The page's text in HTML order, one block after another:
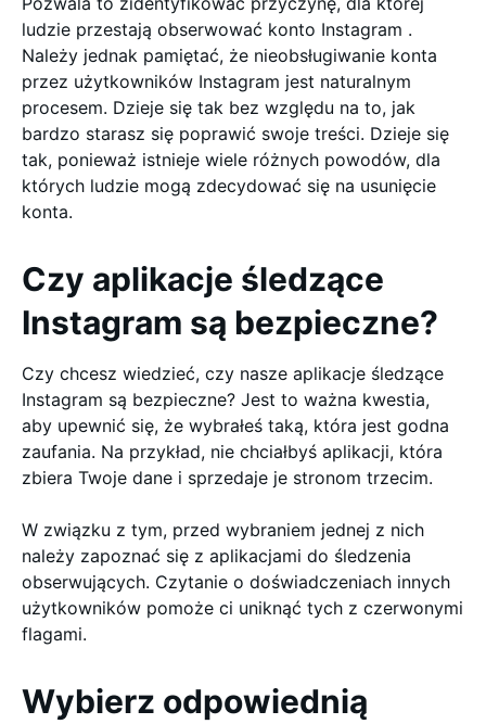
ludzie przestają obserwować konto Instagram .
Należy jednak pamiętać, że nieobsługiwanie konta
przez użytkowników Instagram jest naturalnym
procesem. Dzieje się tak bez względu na to, jak
bardzo starasz się poprawić swoje treści. Dzieje się
tak, ponieważ istnieje wiele różnych powodów, dla
których ludzie mogą zdecydować się na usunięcie
konta.
Czy aplikacje śledzące
Instagram są bezpieczne?
Czy chcesz wiedzieć, czy nasze aplikacje śledzące
Instagram są bezpieczne? Jest to ważna kwestia,
aby upewnić się, że wybrałeś taką, która jest godna
zaufania. Na przykład, nie chciałbyś aplikacji, która
zbiera Twoje dane i sprzedaje je stronom trzecim.
W związku z tym, przed wybraniem jednej z nich
należy zapoznać się z aplikacjami do śledzenia
obserwujących. Czytanie o doświadczeniach innych
użytkowników pomoże ci uniknąć tych z czerwonymi
flagami.
Wybierz odpowiednią